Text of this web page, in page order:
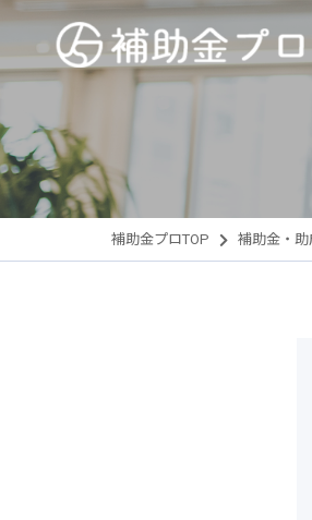
補助金プロTOP 補助金・助